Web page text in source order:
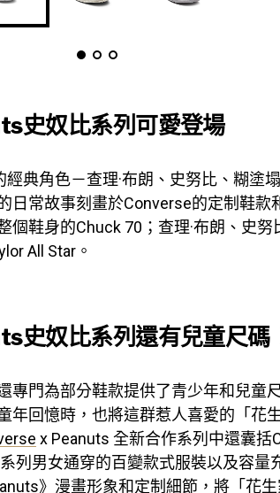
史奴比系列可愛登場
典角色－查理·布朗、史努比、糊塗
日常故事刻畫於Converse的定制鞋款
個鞋身的Chuck 70；查理·布朗、史努
All Star。
史奴比系列還有兒童尺碼
專門為部分鞋款提供了青少年和兒童
年回憶時，也將這群惹人喜愛的「花
x Peanuts 全新合作系列中還囊括
列男女通穿的百變款式服裝以及容量
》漫畫形象和定制細節，將「花